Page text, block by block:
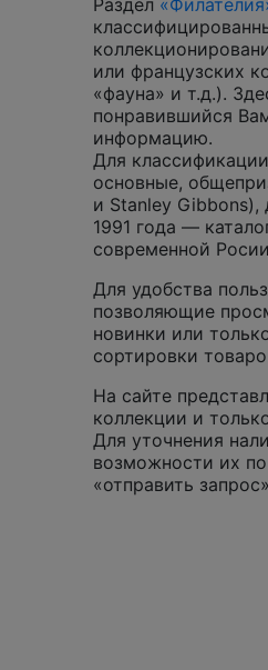
Раздел
или французских
«фауна» и т.д.).
понравившийся
информацию.
Для
основные,
и Stanley
1991 года —
современной
Для удобства
позволяющие
новинки или
сортировки
На сайте
коллекции и
Для уточнения
возможности их
«отправить